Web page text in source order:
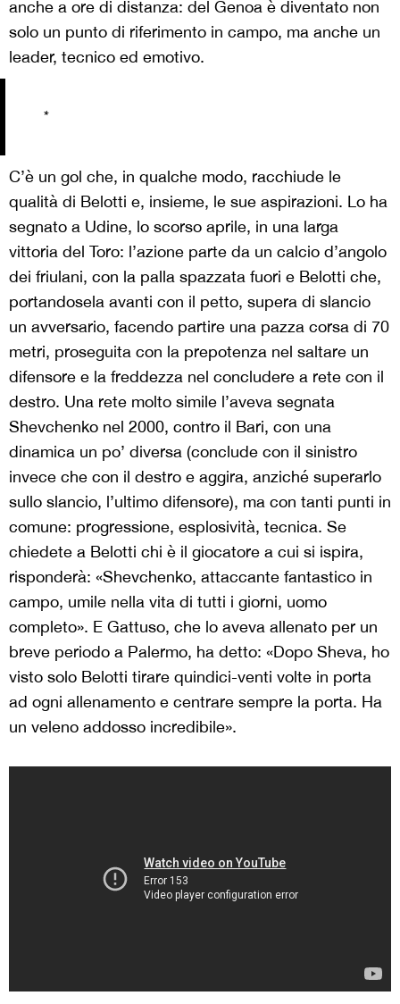
anche a ore di distanza: del Genoa è diventato non
solo un punto di riferimento in campo, ma anche un
leader, tecnico ed emotivo.
*
C’è un gol che, in qualche modo, racchiude le
qualità di Belotti e, insieme, le sue aspirazioni. Lo ha
segnato a Udine, lo scorso aprile, in una larga
vittoria del Toro: l’azione parte da un calcio d’angolo
dei friulani, con la palla spazzata fuori e Belotti che,
portandosela avanti con il petto, supera di slancio
un avversario, facendo partire una pazza corsa di 70
metri, proseguita con la prepotenza nel saltare un
difensore e la freddezza nel concludere a rete con il
destro. Una rete molto simile l’aveva segnata
Shevchenko nel 2000, contro il Bari, con una
dinamica un po’ diversa (conclude con il sinistro
invece che con il destro e aggira, anziché superarlo
sullo slancio, l’ultimo difensore), ma con tanti punti in
comune: progressione, esplosività, tecnica. Se
chiedete a Belotti chi è il giocatore a cui si ispira,
risponderà: «Shevchenko, attaccante fantastico in
campo, umile nella vita di tutti i giorni, uomo
completo». E Gattuso, che lo aveva allenato per un
breve periodo a Palermo, ha detto: «Dopo Sheva, ho
visto solo Belotti tirare quindici-venti volte in porta
ad ogni allenamento e centrare sempre la porta. Ha
un veleno addosso incredibile».